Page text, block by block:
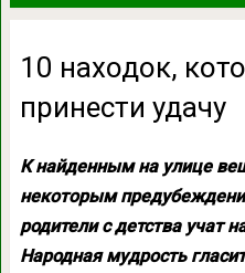
10 находок,
принести удачу
К найденным на улице
некоторым
родители с детства учат
Народная мудрость